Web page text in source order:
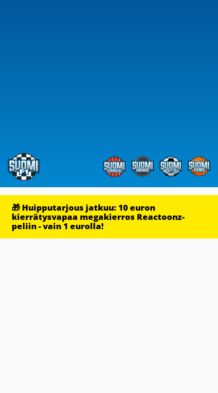
🎁 Huipputarjous jatkuu: 10 euron
kierrätysvapaa megakierros Reactoonz-
peliin - vain 1 eurolla!